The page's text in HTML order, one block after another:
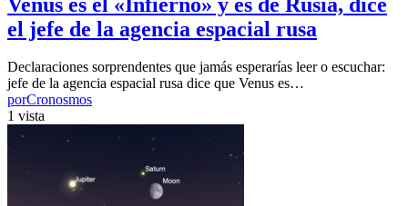
el jefe de la agencia espacial rusa
Declaraciones sorprendentes que jamás esperarías leer o escuchar:
jefe de la agencia espacial rusa dice que Venus es…
porCronosmos
1 vista